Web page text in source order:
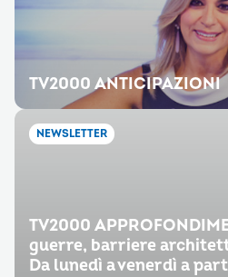
TV2000 ANTICIPAZIONI
NEWSLETTER
TV2000
guerre, barriere
Da lunedì a venerdì a